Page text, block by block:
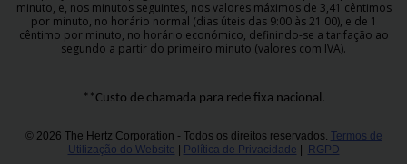
minuto, e, nos minutos seguintes, nos valores máximos de 3,41 cêntimos
por minuto, no horário normal (dias úteis das 9:00 às 21:00), e de 1
cêntimo por minuto, no horário económico, definindo-se a tarifação ao
segundo a partir do primeiro minuto (valores com IVA).
**Custo de chamada para rede fixa nacional.
© 2026 The Hertz Corporation - Todos os direitos reservados. Termos de
Utilização do Website
Política de Privacidade RGPD